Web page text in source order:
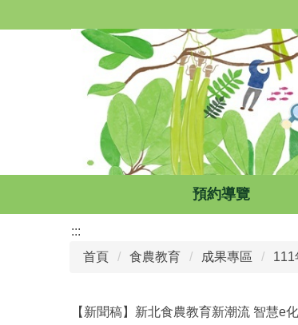
到
預約導覽
:::
首頁
食農教育 成果專區 111
【新聞稿】新北食農教育新潮流 智慧e